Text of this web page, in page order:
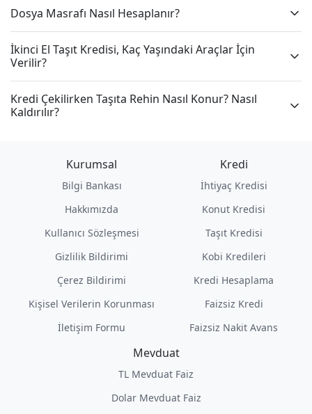
Dosya Masrafı Nasıl Hesaplanır?
İkinci El Taşıt Kredisi, Kaç Yaşındaki Araçlar İçin
Verilir?
Kredi Çekilirken Taşıta Rehin Nasıl Konur? Nasıl
Kaldırılır?
Kurumsal
Bilgi Bankası
Hakkımızda
Kullanıcı Sözleşmesi
Gizlilik Bildirimi
Çerez Bildirimi
Kişisel Verilerin Korunması
İletişim Formu
Kredi
İhtiyaç Kredisi
Konut Kredisi
Taşıt Kredisi
Kobi Kredileri
Kredi Hesaplama
Faizsiz Kredi
Faizsiz Nakit Avans
Mevduat
TL Mevduat Faiz
Dolar Mevduat Faiz